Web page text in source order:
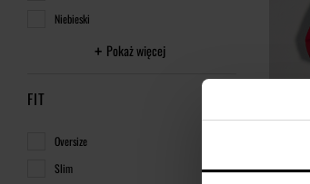
Niebieski
Pokaż więcej
FIT
Oversize
Slim